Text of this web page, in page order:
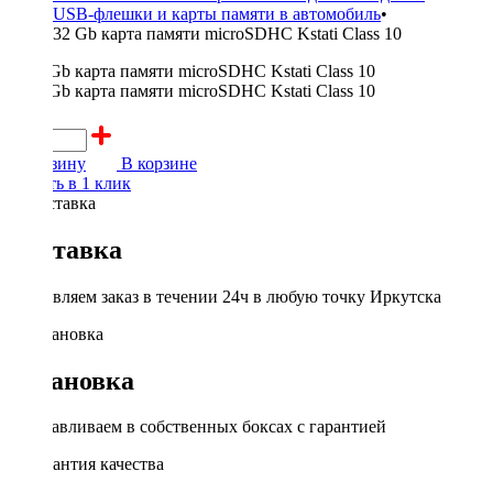
USB-флешки и карты памяти в автомобиль•
32 Gb карта памяти microSDHC Kstati Class 10
В корзину
В корзине
Купить в 1 клик
Доставка
Доставляем заказ в течении 24ч в любую точку Иркутска
Установка
Устанавливаем в собственных боксах с гарантией